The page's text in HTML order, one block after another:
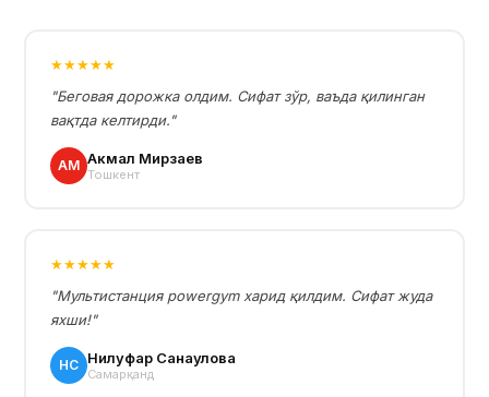
★★★★★
"Беговая дорожка олдим. Сифат зўр, ваъда қилинган
вақтда келтирди."
АМ Акмал Мирзаев
Тошкент
★★★★★
"Мультистанция powergym харид қилдим. Сифат жуда
яхши!"
НС Нилуфар Санақулова
Самарқанд